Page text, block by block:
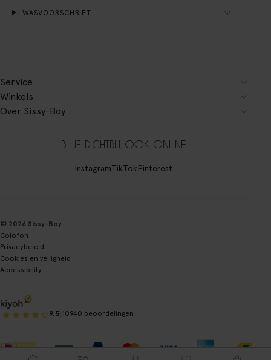
WASVOORSCHRIFT
Service
Winkels
Over Sissy-Boy
BLIJF DICHTBIJ, OOK ONLINE
InstagramTikTokPinterest
© 2026 Sissy-Boy
Colofon
Privacybeleid
Cookies en veiligheid
Accessibility
9.5 10940 beoordelingen